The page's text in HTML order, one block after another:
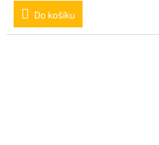
Do košíku